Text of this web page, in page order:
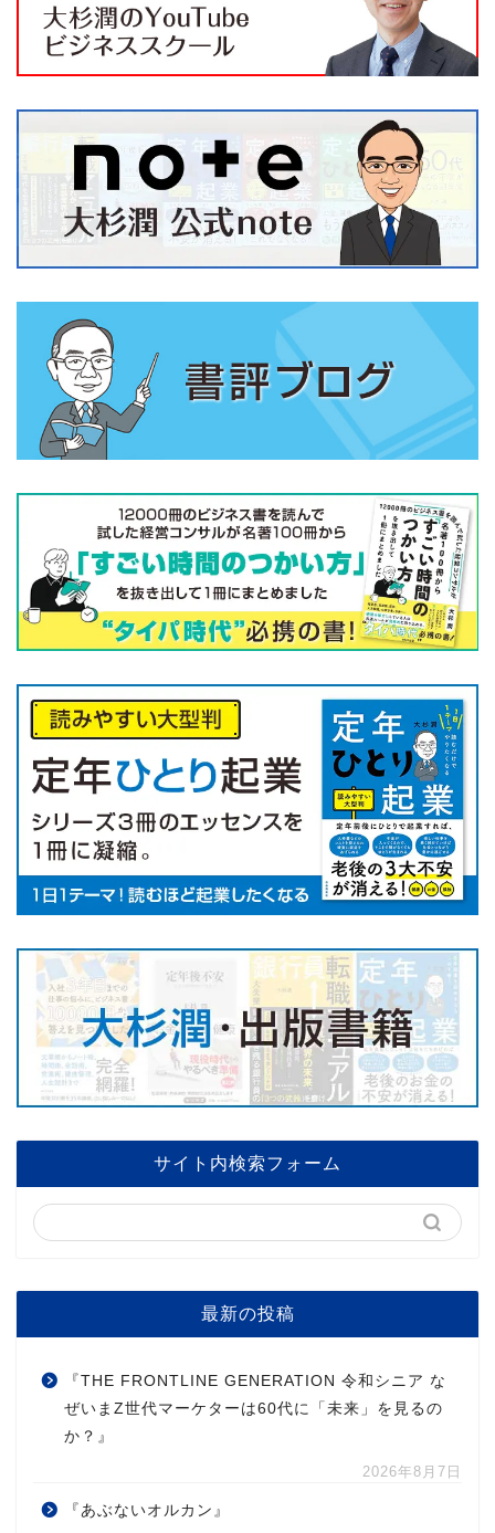
サイト内検索フォーム
最新の投稿
『THE FRONTLINE GENERATION 令和シニア な
ぜいまZ世代マーケターは60代に「未来」を見るの
か？』
2026年8月7日
『あぶないオルカン』